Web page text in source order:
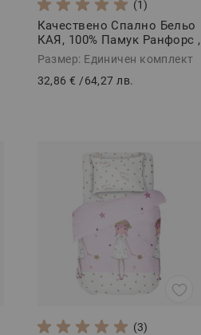
(1)
Качествено Спално Бельо
КАЯ, 100% Памук Ранфорс ,
3 части
Размер: Единичен комплект
32,86 € /64,27 лв.
(3)